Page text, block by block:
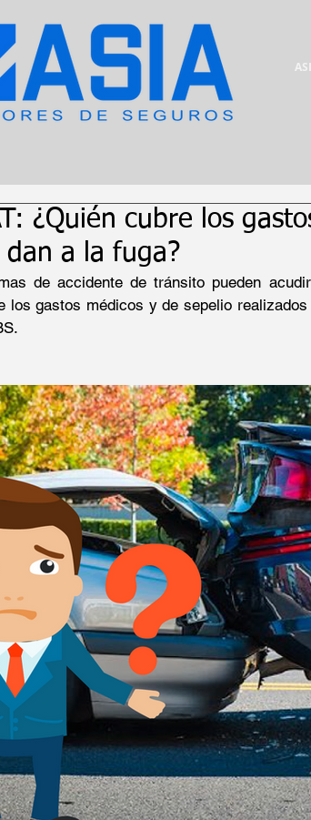
¿Quién cubre los
dan a la fuga?
de accidente de tránsito pueden
los gastos médicos y de sepelio